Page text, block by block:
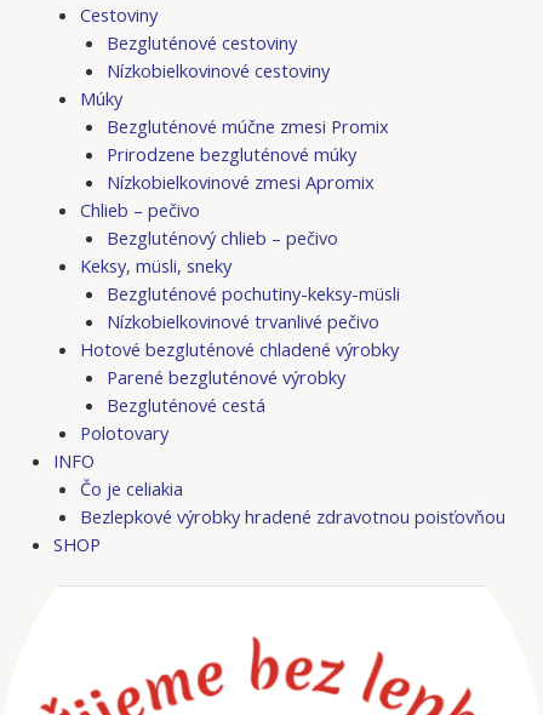
Cestoviny
Bezgluténové cestoviny
Nízkobielkovinové cestoviny
Múky
Bezgluténové múčne zmesi Promix
Prirodzene bezgluténové múky
Nízkobielkovinové zmesi Apromix
Chlieb – pečivo
Bezgluténový chlieb – pečivo
Keksy, müsli, sneky
Bezgluténové pochutiny-keksy-müsli
Nízkobielkovinové trvanlivé pečivo
Hotové bezgluténové chladené výrobky
Parené bezgluténové výrobky
Bezgluténové cestá
Polotovary
INFO
Čo je celiakia
Bezlepkové výrobky hradené zdravotnou poisťovňou
SHOP